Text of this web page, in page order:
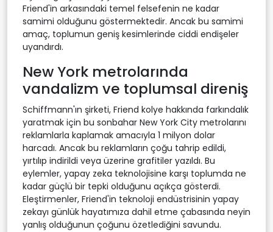
Friend'in arkasındaki temel felsefenin ne kadar
samimi olduğunu göstermektedir. Ancak bu samimi
amaç, toplumun geniş kesimlerinde ciddi endişeler
uyandırdı.
New York metrolarında
vandalizm ve toplumsal direniş
Schiffmann'ın şirketi, Friend kolye hakkında farkındalık
yaratmak için bu sonbahar New York City metrolarını
reklamlarla kaplamak amacıyla 1 milyon dolar
harcadı. Ancak bu reklamların çoğu tahrip edildi,
yırtılıp indirildi veya üzerine grafitiler yazıldı. Bu
eylemler, yapay zeka teknolojisine karşı toplumda ne
kadar güçlü bir tepki olduğunu açıkça gösterdi.
Eleştirmenler, Friend'in teknoloji endüstrisinin yapay
zekayı günlük hayatımıza dahil etme çabasında neyin
yanlış olduğunun çoğunu özetlediğini savundu.